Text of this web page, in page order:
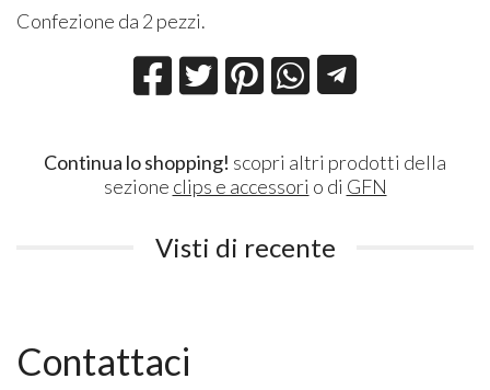
Confezione da 2 pezzi.
Continua lo shopping! scopri altri prodotti della
sezione clips e accessori o di GFN
Visti di recente
Contattaci